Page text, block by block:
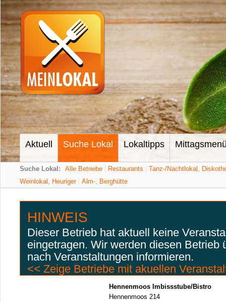
Aktuell Suche Lokal Lokaltipps
Suche Lokal: Alle Betriebe Restaurants
Tanz-/Nachtlokal,
Weinlokal, Heuriger
Alm-, Berghütte
HINWEIS
Dieser Betrieb hat aktuell keine
eingetragen. Wir werden diesen Betrieb
nach Veranstaltungen informieren.
<< Zeige Betriebe mit akuellen
Hennenmoos Imbissstube/Bistro
Hennenmoos 214